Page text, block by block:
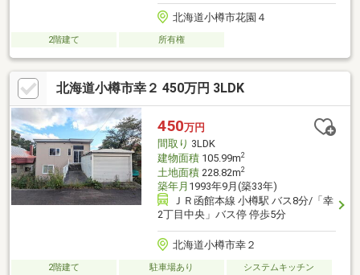
北海道小樽市花園４
2階建て 所有権
北海道小樽市幸２ 450万円 3LDK
450万円
間取り 3LDK
建物面積105.99m2
土地面積228.82m2
築年月 1993年9月(築33年)
ＪＲ函館本線 小樽駅 バス8分/「幸
2丁目中央」バス停 停歩5分
北海道小樽市幸２
2階建て 駐車場あり
システムキッチン